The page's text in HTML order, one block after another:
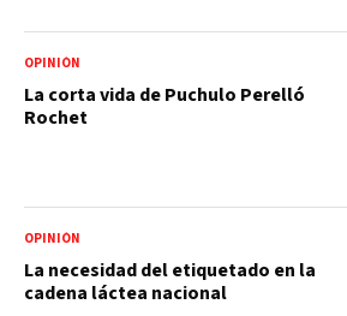
OPINIÓN
La corta vida de Puchulo Perelló
Rochet
OPINIÓN
La necesidad del etiquetado en la
cadena láctea nacional